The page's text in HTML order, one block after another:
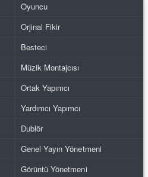
Oyuncu
Orjinal Fikir
Besteci
Müzik Montajcısı
Ortak Yapımcı
Yardımcı Yapımcı
Dublör
Genel Yayın Yönetmeni
Görüntü Yönetmeni